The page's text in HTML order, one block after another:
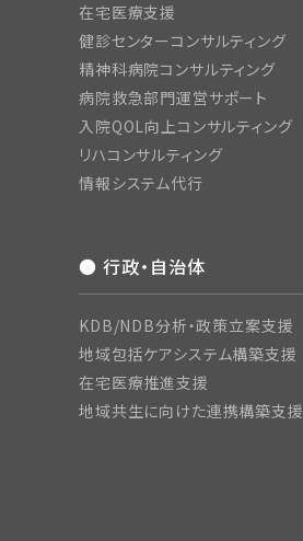
在宅医療支援
健診センターコンサルティング
精神科病院コンサルティング
病院救急部門運営サポート
入院QOL向上コンサルティング
リハコンサルティング
情報システム代行
● 行政・自治体
KDB/NDB分析・政策立案支援
地域包括ケアシステム構築支援
在宅医療推進支援
地域共生に向けた連携構築支援